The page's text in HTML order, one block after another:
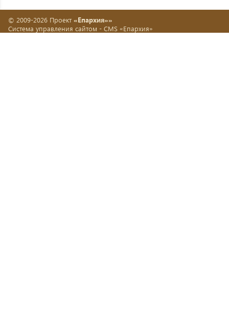
© 2009-2026 Проект «Епархия»»
Система управления сайтом - CMS «Епархия»